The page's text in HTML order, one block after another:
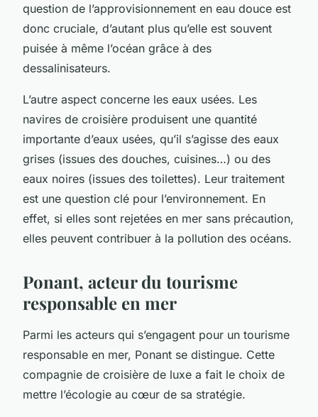
question de l’approvisionnement en eau douce est
donc cruciale, d’autant plus qu’elle est souvent
puisée à même l’océan grâce à des
dessalinisateurs.
L’autre aspect concerne les eaux usées. Les
navires de croisière produisent une quantité
importante d’eaux usées, qu’il s’agisse des eaux
grises (issues des douches, cuisines…) ou des
eaux noires (issues des toilettes). Leur traitement
est une question clé pour l’environnement. En
effet, si elles sont rejetées en mer sans précaution,
elles peuvent contribuer à la pollution des océans.
Ponant, acteur du tourisme
responsable en mer
Parmi les acteurs qui s’engagent pour un tourisme
responsable en mer, Ponant se distingue. Cette
compagnie de croisière de luxe a fait le choix de
mettre l’écologie au cœur de sa stratégie.